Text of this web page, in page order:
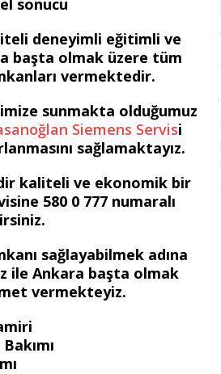
deneyimli eğitimli ve
başta olmak üzere tüm
vermektedir.
sunmakta olduğumuz
Siemens Servisi
sağlamaktayız.
kaliteli ve ekonomik bir
580 0 777 numaralı
sağlayabilmek adına
ile Ankara başta olmak
vermekteyiz.